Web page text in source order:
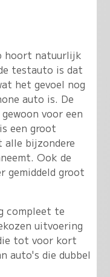
hoort natuurlijk
testauto is dat
het gevoel nog
auto is. De
voor een
een groot
bijzondere
Ook de
gemiddeld groot
compleet te
uitvoering
tot voor kort
auto's die dubbel